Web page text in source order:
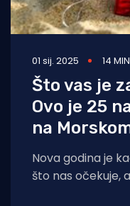
01 sij. 2025 14
Što vas je
Ovo je 25
na
Nova godina je
što nas očekuje,